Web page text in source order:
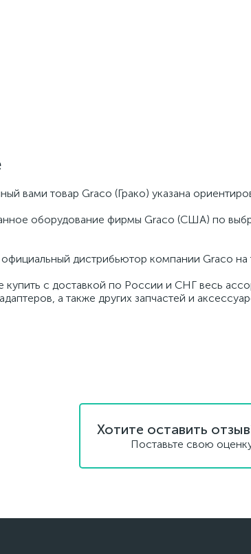
вами товар Graco (Грако) указана
оборудование фирмы Graco (США) по
дистрибьютор компании Graco на
с доставкой по России и СНГ весь
а также других запчастей и
Хотите оставить
Поставьте свою